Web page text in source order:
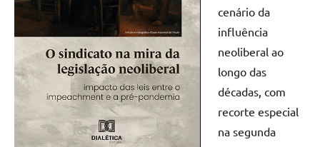
cenário da
influência
neoliberal ao
longo das
décadas, com
recorte especial
na segunda